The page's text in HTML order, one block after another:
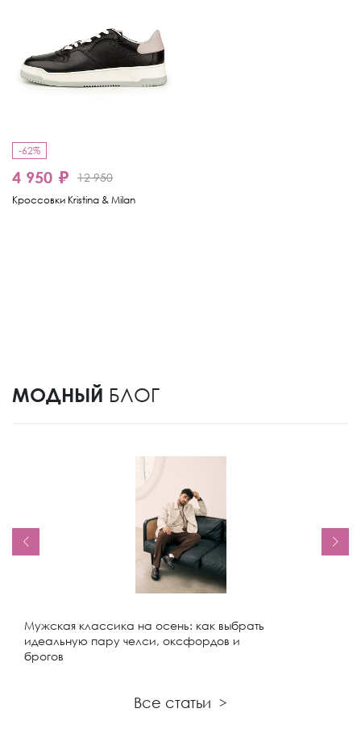
-62%
4 950 ₽ 12 950
Кроссовки Kristina & Milan
МОДНЫЙ БЛОГ
Мужская классика на осень: как выбрать
идеальную пару челси, оксфордов и
брогов
Все статьи >